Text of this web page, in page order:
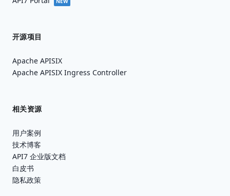
开源项目
Apache APISIX
Apache APISIX Ingress Controller
相关资源
用户案例
技术博客
API7 企业版文档
白皮书
隐私政策